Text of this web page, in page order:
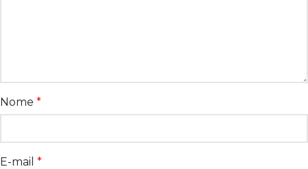
Nome *
E-mail *